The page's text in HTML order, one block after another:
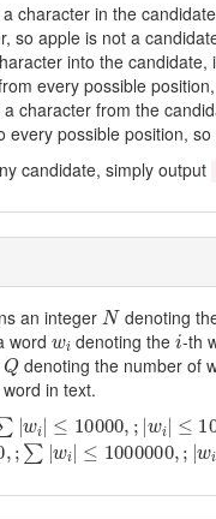
character in the
so apple is not a
into the
every possible
character from the
every possible position,
candidate, simply output
an integer Ndenoting
word widenoting thei-th
Q denoting the number of
in text.
i| ≤ 10000 100 ,
;∑ |wi|≤1000000, ;|wi ≤